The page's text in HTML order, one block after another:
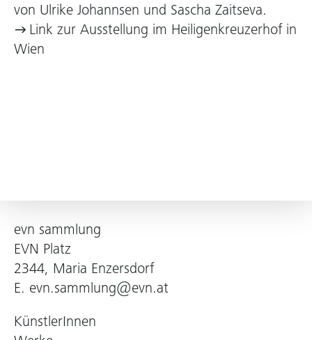
von Ulrike Johannsen und Sascha Zaitseva.
Link zur Ausstellung im Heiligenkreuzerhof in
Wien
evn sammlung
EVN Platz
2344, Maria Enzersdorf
E. evn.sammlung@evn.at
KünstlerInnen